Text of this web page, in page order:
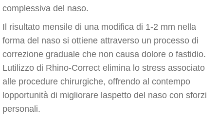
complessiva del naso.
Il risultato mensile di una modifica di 1-2 mm nella
forma del naso si ottiene attraverso un processo di
correzione graduale che non causa dolore o fastidio.
Lutilizzo di Rhino-Correct elimina lo stress associato
alle procedure chirurgiche, offrendo al contempo
lopportunità di migliorare laspetto del naso con sforzi
personali.